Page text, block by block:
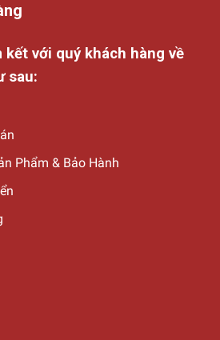
kết với quý khách hàng về
sau:
Phẩm & Bảo Hành